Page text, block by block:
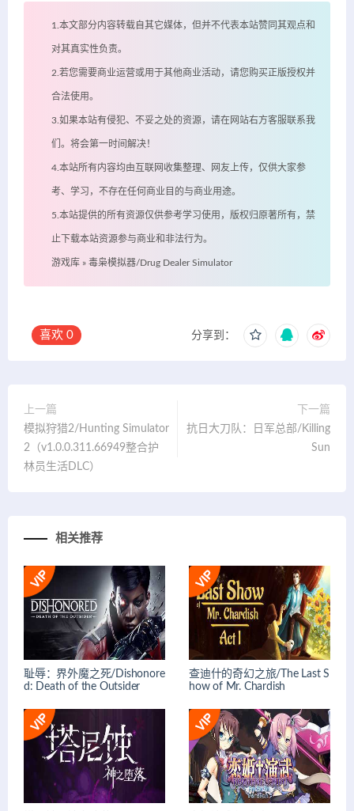
1.本文部分内容转载自其它媒体，但并不代表本站赞同其观点和
对其真实性负责。
2.若您需要商业运营或用于其他商业活动，请您购买正版授权并
合法使用。
3.如果本站有侵犯、不妥之处的资源，请在网站右方客服联系我
们。将会第一时间解决！
4.本站所有内容均由互联网收集整理、网友上传，仅供大家参
考、学习，不存在任何商业目的与商业用途。
5.本站提供的所有资源仅供参考学习使用，版权归原著所有，禁
止下载本站资源参与商业和非法行为。
游戏库 » 毒枭模拟器/Drug Dealer Simulator
喜欢 0 分享到：
上一篇
模拟狩猎2/Hunting Simulator
2（v1.0.0.311.66949整合护
林员生活DLC）
下一篇
抗日大刀队：日军总部/Killing
Sun
相关推荐
耻辱：界外魔之死/Dishonore
d: Death of the Outsider
查迪什的奇幻之旅/The Last S
how of Mr. Chardish